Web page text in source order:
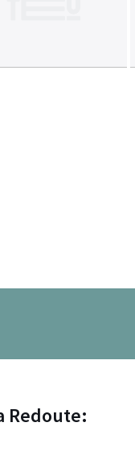
Redoute: